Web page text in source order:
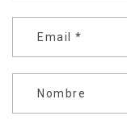
Email *
Nombre